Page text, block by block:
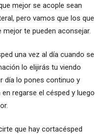
mejor se acople sean
pero vamos que los que
te pueden aconsejar.
una vez al día cuando se
lo elijirás tu viendo
día lo pones continuo y
regarse el césped y luego
que hay cortacésped